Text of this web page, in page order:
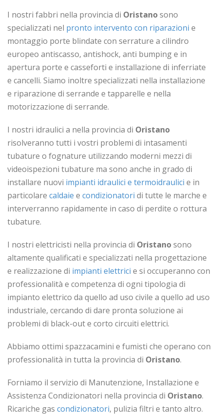
I nostri fabbri nella provincia di Oristanosono
specializzati nel pronto intervento con riparazioni e
montaggio porte blindate con serrature a cilindro
europeo antiscasso, antishock, anti bumping e in
apertura porte e casseforti e installazione di inferriate
e cancelli. Siamo inoltre specializzati nella installazione
e riparazione di serrande e tapparelle e nella
motorizzazione di serrande.
I nostri idraulici a nella provincia di Oristano
risolveranno tutti i vostri problemi di intasamenti
tubature o fognature utilizzando moderni mezzi di
videoispezioni tubature ma sono anche in grado di
installare nuovi impianti idraulici e termoidraulici e in
particolare caldaie e condizionatori di tutte le marche e
interverranno rapidamente in caso di perdite o rottura
tubature.
I nostri elettricisti nella provincia di Oristanosono
altamente qualificati e specializzati nella progettazione
e realizzazione di impianti elettrici e si occuperanno con
professionalità e competenza di ogni tipologia di
impianto elettrico da quello ad uso civile a quello ad uso
industriale, cercando di dare pronta soluzione ai
problemi di black-out e corto circuiti elettrici.
Abbiamo ottimi spazzacamini e fumisti che operano con
professionalità in tutta la provincia di Oristano.
Forniamo il servizio di Manutenzione, Installazione e
Assistenza Condizionatori nella provincia di Oristano.
Ricariche gas condizionatori, pulizia filtri e tanto altro.